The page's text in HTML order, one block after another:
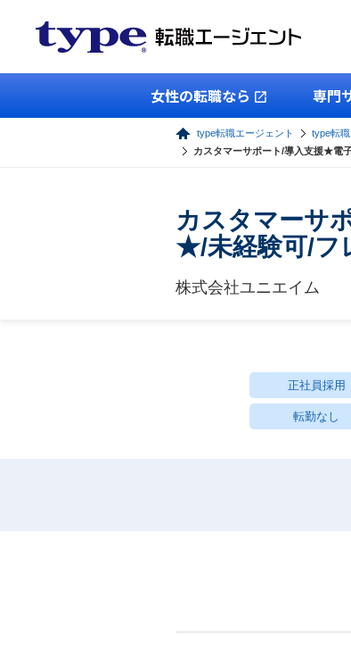
女性の転職なら 専門
type転職エージェント type転
カスタマーサポート/導入支援★電
カスタマーサ
★/未経験可/フ
株式会社ユニエイム
正社員採用
転勤なし